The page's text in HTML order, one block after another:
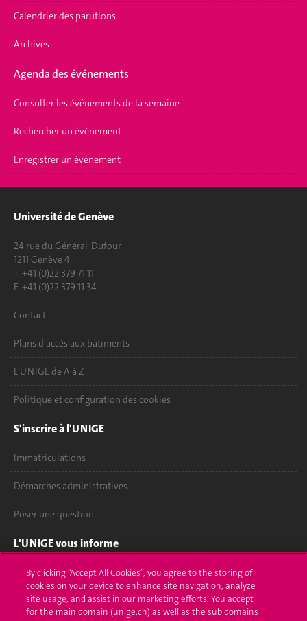
Calendrier des parutions
Archives
Agenda des événements
Consulter les événements de la semaine
Rechercher un événement
Enregistrer un événement
Université de Genève
24 rue du Général-Dufour
1211 Genève 4
T. +41 (0)22 379 71 11
F. +41 (0)22 379 11 34
Contact
Plans d'accès aux bâtiments
L'UNIGE de A à Z
Politique et configuration des cookies
S'inscrire à l'UNIGE
Immatriculations
Démarches administratives
Poser une question
L'UNIGE vous informe
UNIGE Mobile
Médias
By clicking “Accept All Cookies”, you agree to the storing of
cookies on your device to enhance site navigation, analyze
site usage, and assist in our marketing efforts. You accept
for the main domain (unige.ch) as well as the sub domains